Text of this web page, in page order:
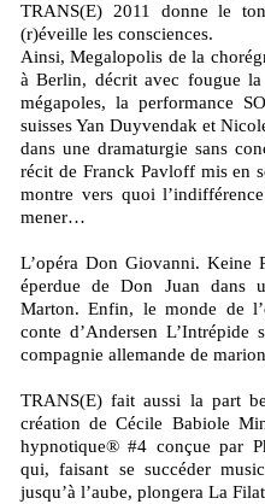
TRANS(E) 2011 donne le
(r)éveille les consciences.
Ainsi, Megalopolis de la
à Berlin, décrit avec fougue la
mégapoles, la performance
suisses Yan Duyvendak et
dans une dramaturgie sans
récit de Franck Pavloff mis en
montre vers quoi
mener…
L’opéra Don Giovanni. Keine
éperdue de Don Juan dans
Marton. Enfin, le monde de
conte d’Andersen
compagnie allemande de
TRANS(E) fait aussi la part
création de Cécile Babiole
hypnotique® #4 conçue par
qui, faisant se succéder
jusqu’à l’aube, plongera La